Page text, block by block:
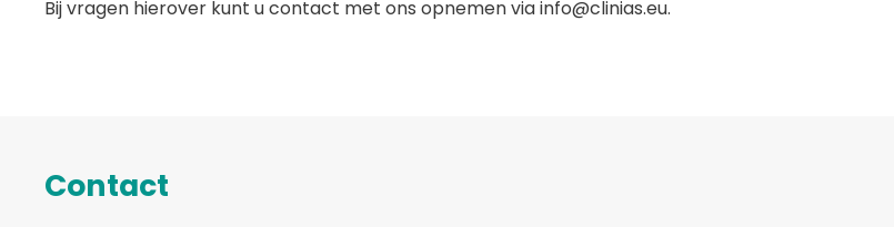
Bij vragen hierover kunt u contact met ons opnemen via info@clinias.eu.
Contact